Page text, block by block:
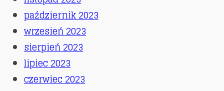
październik 2023
wrzesień 2023
sierpień 2023
lipiec 2023
czerwiec 2023